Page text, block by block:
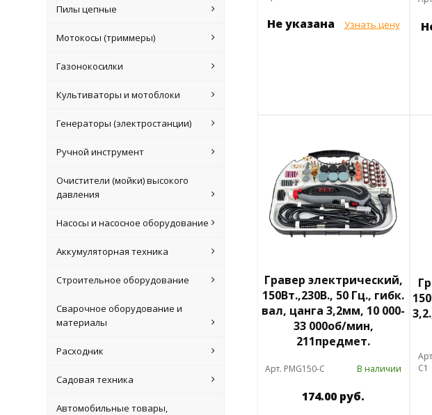
Пилы цепные
Мотокосы (триммеры)
Газонокосилки
Культиваторы и мотоблоки
Генераторы (электростанции)
Ручной инструмент
Очистители (мойки) высокого
давления
Насосы и насосное оборудование
Аккумуляторная техника
Строительное оборудование
Сварочное оборудование и
материалы
Расходник
Садовая техника
Автомобильные товары,
Не указана Узнать цену
Гравер электрический,
150Вт.,230В., 50 Гц., гибк.
вал, цанга 3,2мм, 10 000-
33 000об/мин,
211предмет.
Арт. PMG150-C В наличии
174.00 руб.
С1